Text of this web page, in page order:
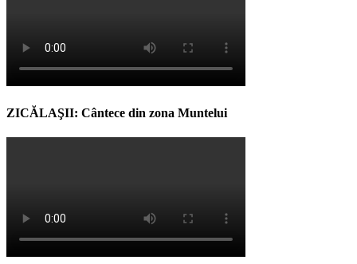
ZICĂLAŞII: Cântece din zona Muntelui